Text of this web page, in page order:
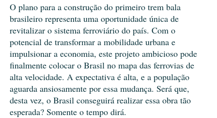
O plano para a construção do primeiro trem bala
brasileiro representa uma oportunidade única de
revitalizar o sistema ferroviário do país. Com o
potencial de transformar a mobilidade urbana e
impulsionar a economia, este projeto ambicioso pode
finalmente colocar o Brasil no mapa das ferrovias de
alta velocidade. A expectativa é alta, e a população
aguarda ansiosamente por essa mudança. Será que,
desta vez, o Brasil conseguirá realizar essa obra tão
esperada? Somente o tempo dirá.